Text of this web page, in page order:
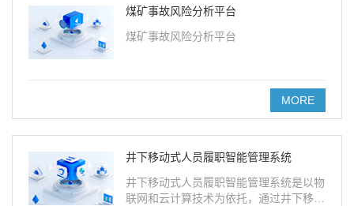
煤矿事故风险分析平台
煤矿事故风险分析平台
MORE
井下移动式人员履职智能管理系统
井下移动式人员履职智能管理系统是以物
联网和云计算技术为依托，通过井下移动